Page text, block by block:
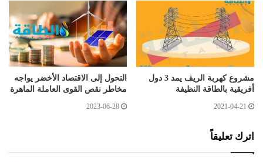
مشروع كهربة الريف يمد 3 دول
أفريقية بالطاقة النظيفة
2021-04-21
التحول إلى الاقتصاد الأخضر يواجه
مخاطر نقص القوى العاملة الماهرة
2023-06-28
اترك تعليقاً